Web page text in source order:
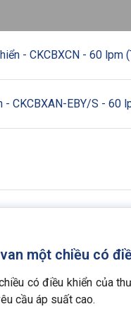
- CKCBXCN - 60 lpm
- CKCBXAN-EBY/S - 60
một chiều có
có điều khiển của
cầu áp suất cao.